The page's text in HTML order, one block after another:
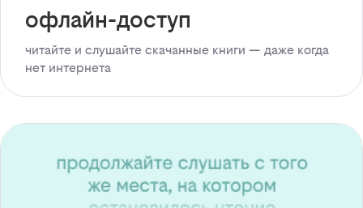
офлайн-доступ
читайте и слушайте скачанные книги — даже когда
нет интернета